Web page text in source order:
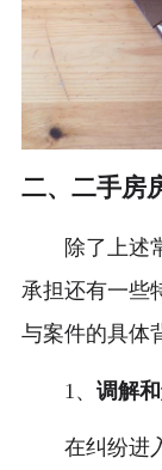
二、二手房
除了上述
承担还有一些
与案件的具体
1、 调解
在纠纷进